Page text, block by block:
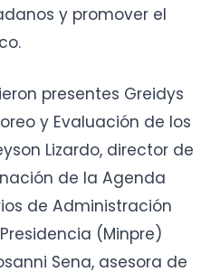
y promover el
presentes Greidys
y Evaluación de los
Lizardo, director de
de la Agenda
de Administración
(Minpre)
Sena, asesora de